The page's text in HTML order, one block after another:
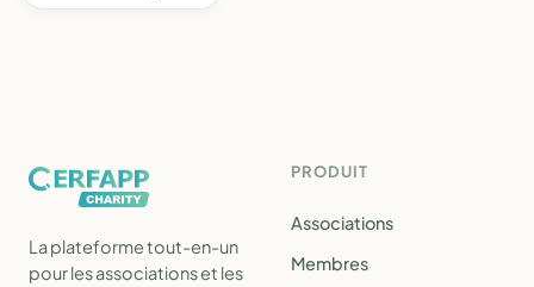
La plateforme tout-en-un
pour les associations et les
PRODUIT
Associations
Membres